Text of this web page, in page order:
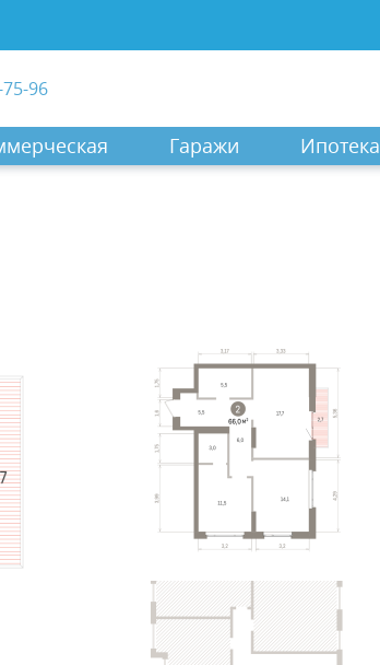
96
Гаражи Ипотека